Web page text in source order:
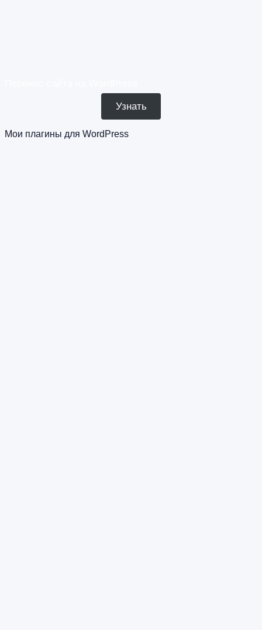
Узнать
Мои плагины для WordPress